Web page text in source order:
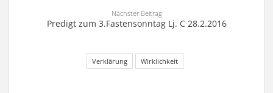
Nächster Beitrag
Predigt zum 3.Fastensonntag Lj. C 28.2.2016
Verklärung Wirklichkeit